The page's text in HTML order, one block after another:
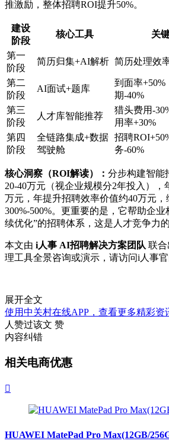
推激励，整体招聘ROI提升50%。
建设
阶段
核心工具 关
第一
阶段
简历归集+AI解析 简历处理效
第二
阶段
AI面试+题库
到面率+50%
期-40%
第三
阶段
人才库智能推荐
猎头费用-
用率+30%
第四
阶段
全链路集成+数据
驾驶舱
招聘
务-60%
核心洞察（ROI解读）： 分步构建智能
20-40万元（视企业规模分2年投入），
万元，年提升招聘效率价值约40万元，
300%-500%。更重要的是，它帮助企
续优化”的招聘体系，这是人才竞争力
本文由 i人事 AI招聘解决方案团队 联
理工具全景咨询或演示，请访问i人事官
展开全文
使用中关村在线APP，查看更多精彩资
人赞过该文 赞
内容纠错
相关电商优惠

HUAWEI MatePad Pro Max(12GB/